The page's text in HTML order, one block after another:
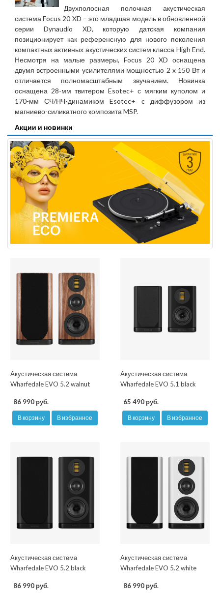
Двухполосная полочная акустическая
система Focus 20 XD – это младшая модель в обновленной
серии Dynaudio XD, которую датская компания
позиционирует как референсную для нового поколения
компактных активных акустических систем класса High End.
Несмотря на малые размеры, Focus 20 XD оснащена
двумя встроенными усилителями мощностью 2 х 150 Вт и
отличается полномасштабным звучанием. Новинка
оснащена 28-мм твитером Esotec+ с мягким куполом и
170-мм СЧ/НЧ-динамиком Esotec+ с диффузором из
магниево-силикатного композита MSP.
Акции и новинки
Акустическая система
Wharfedale EVO 5.2 walnut
86 990 руб.
В корзину В избранное
Акустическая система
Wharfedale EVO 5.1 black
65 490 руб.
В корзину В избранное
Акустическая система
Wharfedale EVO 5.2 black
86 990 руб.
Акустическая система
Wharfedale EVO 5.2 white
86 990 руб.